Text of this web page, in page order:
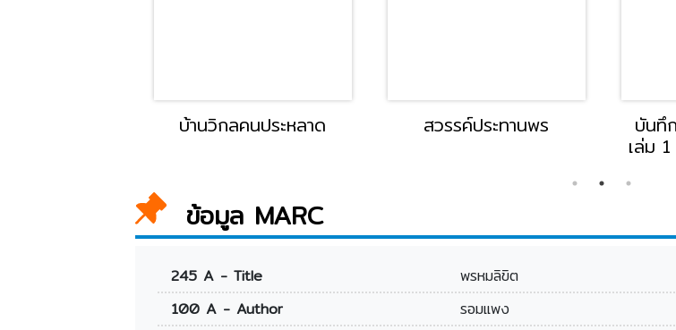
บ้านวิกลคนประหลาด สวรรค์ประทานพร บันทึ
เล่ม
ข้อมูล MARC
245 A - Title
พรหมลิขิต
100 A - Author
รอมแพง